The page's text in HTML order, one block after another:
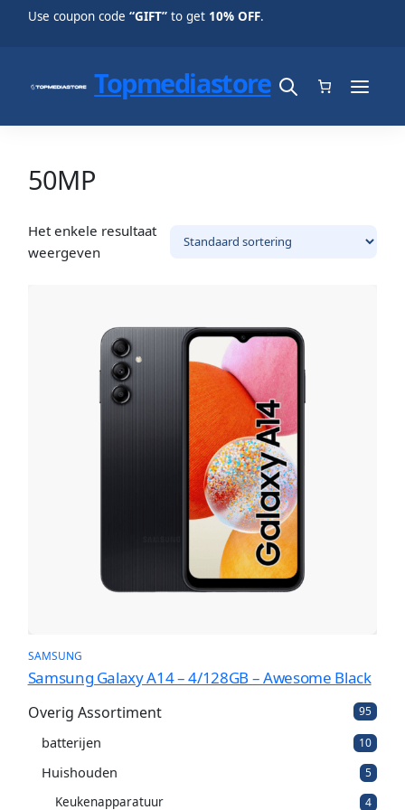
Use coupon code “GIFT”to get 10% OFF.
Topmediastore
50MP
Het enkele resultaat
weergeven
SAMSUNG
Samsung Galaxy A14 – 4/128GB – Awesome Black
Overig Assortiment 959
p
o
d
batterijen 101
p
r
Huishouden 55
r
Keukenapparatuur 44